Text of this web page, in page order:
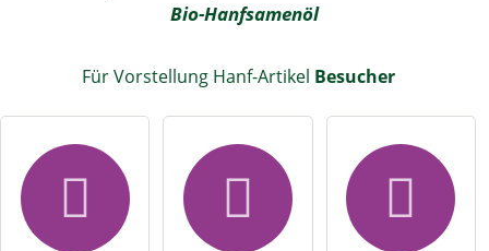
Bio-Hanfsamenöl
Für Vorstellung Hanf-Artikel Besucher